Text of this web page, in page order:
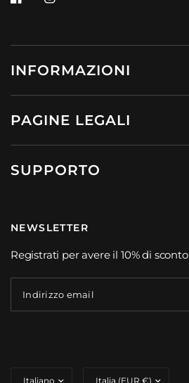
INFORMAZIONI
PAGINE LEGALI
SUPPORTO
NEWSLETTER
Registrati per avere il 10% di sconto
Indirizzo email